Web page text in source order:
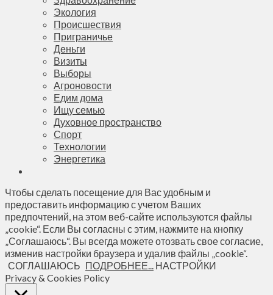
Экология
Происшествия
Приграничье
Деньги
Визиты
Выборы
Агроновости
Едим дома
Ищу семью
Духовное пространство
Спорт
Технологии
Энергетика
Чтобы сделать посещение для Вас удобным и
предоставить информацию с учетом Ваших
предпочтений, на этом веб-сайте используются файлы
„cookie“. Если Вы согласны с этим, нажмите на кнопку
„Соглашаюсь“. Вы всегда можете отозвать свое согласие,
изменив настройки браузера и удалив файлы „cookie“.
СОГЛАШАЮСЬ ПОДРОБНЕЕ... НАСТРОЙКИ
Privacy & Cookies Policy